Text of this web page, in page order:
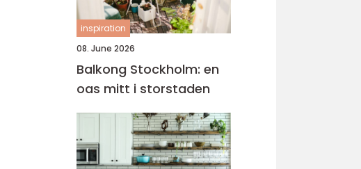
inspiration
08. June 2026
Balkong Stockholm: en
oas mitt i storstaden